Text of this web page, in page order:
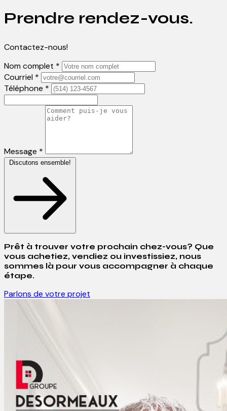
Prendre rendez-vous.
Contactez-nous!
Nom complet *
Courriel *
Téléphone *
Message *
Discutons ensemble!
Prêt à trouver votre prochain chez-vous? Que
vous achetiez, vendiez ou investissiez, nous
sommes là pour vous accompagner à chaque
étape.
Parlons de votre projet